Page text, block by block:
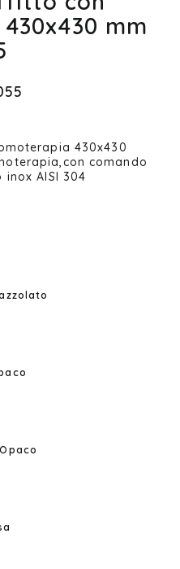
mm
430x430
comando
AISI 304